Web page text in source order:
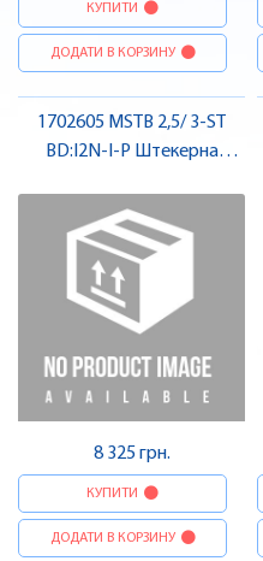
КУПИТИ
ДОДАТИ В КОРЗИНУ
1702605 MSTB 2,5/ 3-ST
BD:I2N-I-P Штекерна
Contact
8 325 грн.
КУПИТИ
ДОДАТИ В КОРЗИНУ